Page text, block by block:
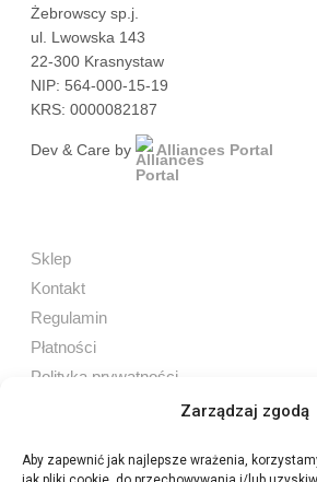
Zarządzaj zgodą
Aby zapewnić jak najlepsze wrażenia,
Żebrowscy sp.j.
ul. Lwowska 143
22-300 Krasnystaw
NIP: 564-000-15-19
KRS: 0000082187
Dev & Care by Alliances Portal
Sklep
Kontakt
Regulamin
Płatności
Polityka prywatności